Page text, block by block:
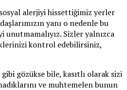
alerjiyi hissettiğimiz yerler
yanı o nedenle bu
unutmamalıyız. Sizler yalnızca
kontrol edebilirsiniz,
gözükse bile, kasıtlı olarak sizi
ve muhtemelen bunun